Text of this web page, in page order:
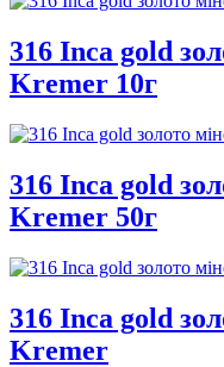
316 Inca gold
Kremer 10г
316 Inca gold
Kremer 50г
316 Inca gold
Kremer